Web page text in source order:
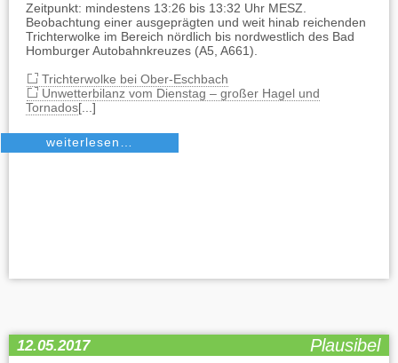
Zeitpunkt: mindestens 13:26 bis 13:32 Uhr MESZ.
Beobachtung einer ausgeprägten und weit hinab reichenden
Trichterwolke im Bereich nördlich bis nordwestlich des Bad
Homburger Autobahnkreuzes (A5, A661).
Trichterwolke bei Ober-Eschbach
Unwetterbilanz vom Dienstag – großer Hagel und
Tornados[...]
weiterlesen…
12.05.2017 Plausibel